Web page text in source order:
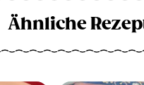
Ähnliche